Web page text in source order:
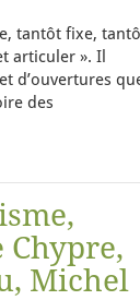
tantôt fixe,
articuler ». Il
d’ouvertures
des
Chypre,
Michel